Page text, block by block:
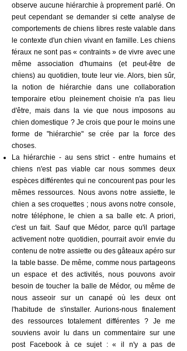
observe aucune hiérarchie à proprement parlé. On
peut cependant se demander si cette analyse de
comportements de chiens libres reste valable dans
le contexte d'un chien vivant en famille. Les chiens
féraux ne sont pas « contraints » de vivre avec une
même association d'humains (et peut-être de
chiens) au quotidien, toute leur vie. Alors, bien sûr,
la notion de hiérarchie dans une collaboration
temporaire et/ou pleinement choisie n'a pas lieu
d'être, mais dans la vie que nous imposons au
chien domestique ? Je crois que pour le moins une
forme de "hiérarchie" se crée par la force des
choses.
La hiérarchie - au sens strict - entre humains et
chiens n'est pas viable car nous sommes deux
espèces différentes qui ne concourent pas pour les
mêmes ressources. Nous avons notre assiette, le
chien a ses croquettes ; nous avons notre console,
notre téléphone, le chien a sa balle etc. A priori,
c'est un fait. Sauf que Médor, parce qu'il partage
activement notre quotidien, pourrait avoir envie du
contenu de notre assiette ou des gâteaux apéro sur
la table basse. De même, comme nous partageons
un espace et des activités, nous pouvons avoir
besoin de toucher la balle de Médor, ou même de
nous asseoir sur un canapé où les deux ont
l'habitude de s'installer. Aurions-nous finalement
des ressources totalement différentes ? Je me
souviens avoir lu dans un commentaire sur une
post Facebook à ce sujet : « il n'y a pas de